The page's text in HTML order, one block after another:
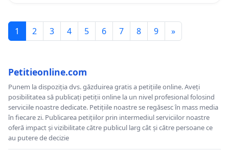
1 2 3 4 5 6 7 8 9 »
Petitieonline.com
Punem la dispoziția dvs. găzduirea gratis a petițiile online. Aveți
posibilitatea să publicați petiții online la un nivel profesional folosind
serviciile noastre dedicate. Petițiile noastre se regăsesc în mass media
în fiecare zi. Publicarea petițiilor prin intermediul serviciilor noastre
oferă impact și vizibilitate către publicul larg cât și către persoane ce
au putere de decizie